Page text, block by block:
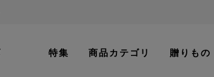
特集 商品カテゴリ 贈りもの